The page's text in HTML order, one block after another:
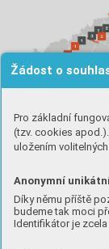
Žádost o
Pro základní
(tzv. cookies
uložením
Anonymní
Díky němu příště
budeme tak moci
Identifikátor je zcela